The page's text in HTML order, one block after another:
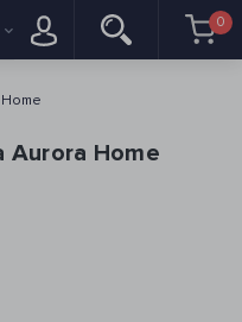
0
Aurora Home